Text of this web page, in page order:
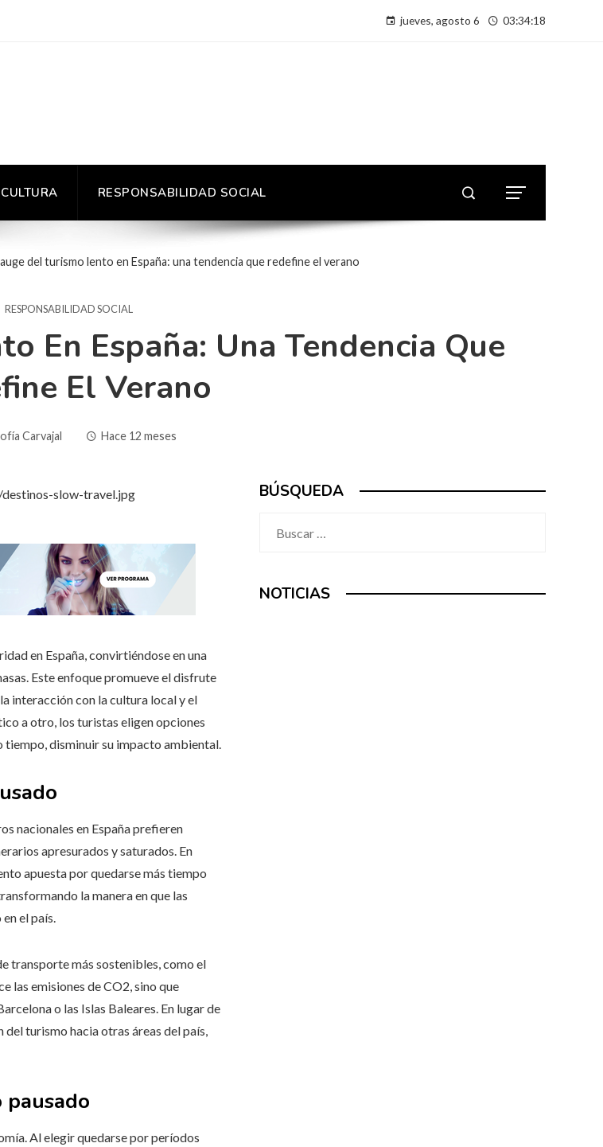
jueves, agosto 6 03:34:18
CULTURA RESPONSABILIDAD SOCIAL
del turismo lento en España: una tendencia que redefine el verano
RESPONSABILIDAD SOCIAL
En España: Una Tendencia Que
El Verano
Carvajal Hace 12 meses
en España, convirtiéndose en una
Este enfoque promueve el disfrute
interacción con la cultura local y el
a otro, los turistas eligen opciones
tiempo, disminuir su impacto ambiental.
nacionales en España prefieren
apresurados y saturados. En
apuesta por quedarse más tiempo
la manera en que las
el país.
transporte más sostenibles, como el
las emisiones de CO2, sino que
o las Islas Baleares. En lugar de
turismo hacia otras áreas del país,
pausado
Al elegir quedarse por períodos
BÚSQUEDA
NOTICIAS